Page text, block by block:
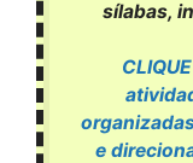
sílabas,
e